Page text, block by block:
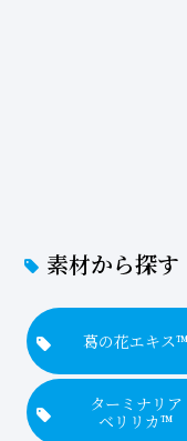
素材から探す
葛の花エキス™
ターミナリア
ベリリカ™